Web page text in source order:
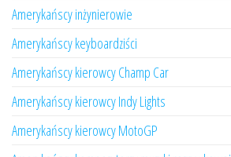
Amerykańscy inżynierowie
Amerykańscy keyboardziści
Amerykańscy kierowcy Champ Car
Amerykańscy kierowcy Indy Lights
Amerykańscy kierowcy MotoGP